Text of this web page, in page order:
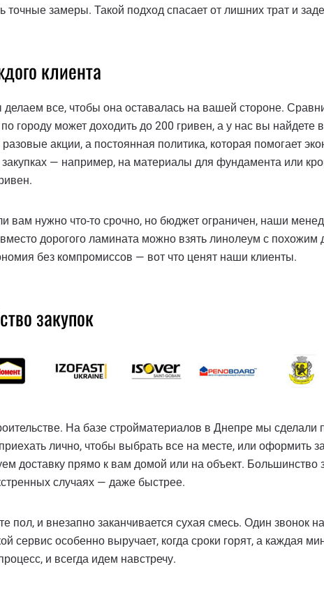
точные замеры. Такой подход спасает от лишних трат и
клиента
все, чтобы она оставалась на вашей стороне.
городу может доходить до 200 гривен, а у нас вы найдете
акции, а постоянная политика, которая помогает
— например, на материалы для фундамента или
вам нужно что-то срочно, но бюджет ограничен, наши
дорогого ламината можно взять линолеум с похожим
без компромиссов — вот что ценят наши клиенты.
закупок
На базе стройматериалов в Днепре мы сделали
лично, чтобы выбрать все на месте, или оформить
доставку прямо к вам домой или на объект. Большинство
случаях — даже быстрее.
пол, и внезапно заканчивается сухая смесь. Один звонок
сервис особенно выручает, когда сроки горят, а каждая
и всегда идем навстречу.